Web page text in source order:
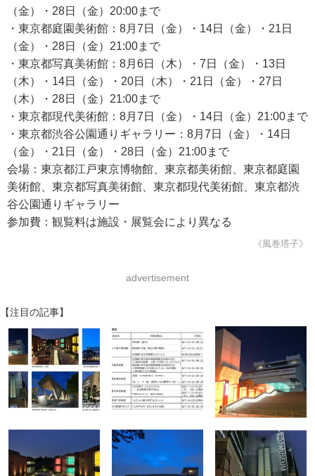
（金）・28日（金）20:00まで
・東京都庭園美術館：8月7日（金）・14日（金）・21日
（金）・28日（金）21:00まで
・東京都写真美術館：8月6日（木）・7日（金）・13日
（木）・14日（金）・20日（木）・21日（金）・27日
（木）・28日（金）21:00まで
・東京都現代美術館：8月7日（金）・14日（金）21:00まで
・東京都渋谷公園通りギャラリー：8月7日（金）・14日
（金）・21日（金）・28日（金）21:00まで
会場：東京都江戸東京博物館、東京都美術館、東京都庭園
美術館、東京都写真美術館、東京都現代美術館、東京都渋
谷公園通りギャラリー
参加費：観覧料は施設・展覧会により異なる
《風巻塔子》
advertisement
【注目の記事】